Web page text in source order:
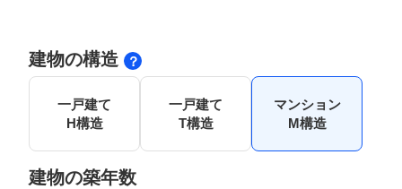
建物の構造
一戸建て
H構造
一戸建て
T構造
マンション
M構造
建物の築年数